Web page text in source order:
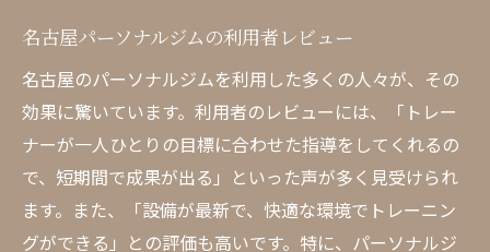
名古屋パーソナルジムの利用者レビュー
名古屋のパーソナルジムを利用した多くの人々が、その
効果に驚いています。利用者のレビューには、「トレー
ナーが一人ひとりの目標に合わせた指導をしてくれるの
で、短期間で成果が出る」といった声が多く見受けられ
ます。また、「設備が最新で、快適な環境でトレーニン
グができる」との評価も高いです。特に、パーソナルジ